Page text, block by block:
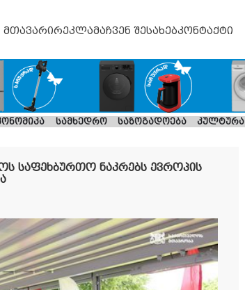
მთავარირეკლამაჩვენ შესახებკონტაქტი
სამხედრო საზოგადოება კულტურა
საფეხბურთო ნაკრებს ევროპის